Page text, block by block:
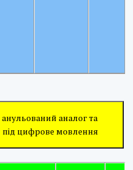
аналог та
цифрове мовлення